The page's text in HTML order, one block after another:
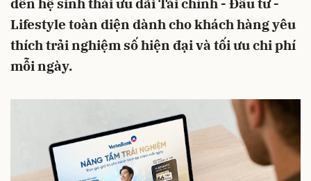
đến hệ sinh thái ưu đãi Tài chính - Đầu tư -
Lifestyle toàn diện dành cho khách hàng yêu
thích trải nghiệm số hiện đại và tối ưu chi phí
mỗi ngày.